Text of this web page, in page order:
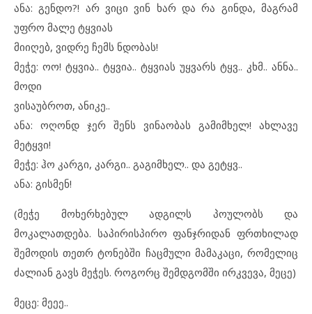
ანა: გენდო?! არ ვიცი ვინ ხარ და რა გინდა, მაგრამ
უფრო მალე ტყვიას
მიიღებ, ვიდრე ჩემს ნდობას!
მეჭე: ოო! ტყვია.. ტყვია.. ტყვიას უყვარს ტყვ.. კხმ.. ანნა..
მოდი
ვისაუბროთ, ანიკე..
ანა: ოღონდ ჯერ შენს ვინაობას გამიმხელ! ახლავე
მეტყვი!
მეჭე: ჰო კარგი, კარგი.. გაგიმხელ.. და გეტყვ..
ანა: გისმენ!
(მეჭე მოხერხებულ ადგილს პოულობს და
მოკალათდება. საპირისპირო ფანჯრიდან ფრთხილად
შემოდის თეთრ ტონებში ჩაცმული მამაკაცი, რომელიც
ძალიან გავს მეჭეს. როგორც შემდგომში ირკვევა, მეცე)
მეცე: მეეე..